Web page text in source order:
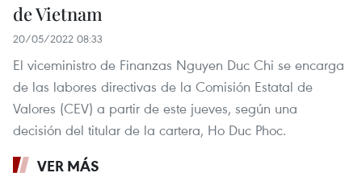
de Vietnam
20/05/2022 08:33
El viceministro de Finanzas Nguyen Duc Chi se encarga
de las labores directivas de la Comisión Estatal de
Valores (CEV) a partir de este jueves, según una
decisión del titular de la cartera, Ho Duc Phoc.
VER MÁS